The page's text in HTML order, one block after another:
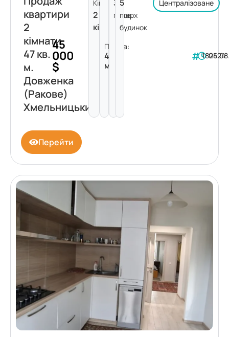
квартири
2
кімнати
47 кв.
м.
Довженка
(Ракове)
Хмельницький
45
000
$
Кімнат:
2
кімнати
Площа:
47
м²
3
поверх
5
пов.
будинок
Централізоване
182424
Перейти